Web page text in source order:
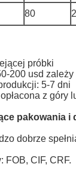
80
próbki
200 usd
5-7 dni
z góry
pakowania i
dobrze
FOB, CIF, CRF.